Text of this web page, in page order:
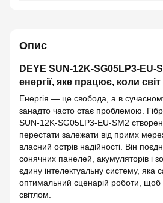
Опис
DEYE SUN-12K-SG05LP3-
енергії, яке працює, коли
Енергія — це свобода, а в сучасному
занадто часто стає проблемою.
SUN-12K-SG05LP3-EU-SM2
перестати залежати від примх
власний острів надійності. Він
сонячних панелей, акумуляторів і
єдину інтелектуальну систему, яка
оптимальний сценарій роботи, щоб
світлом.